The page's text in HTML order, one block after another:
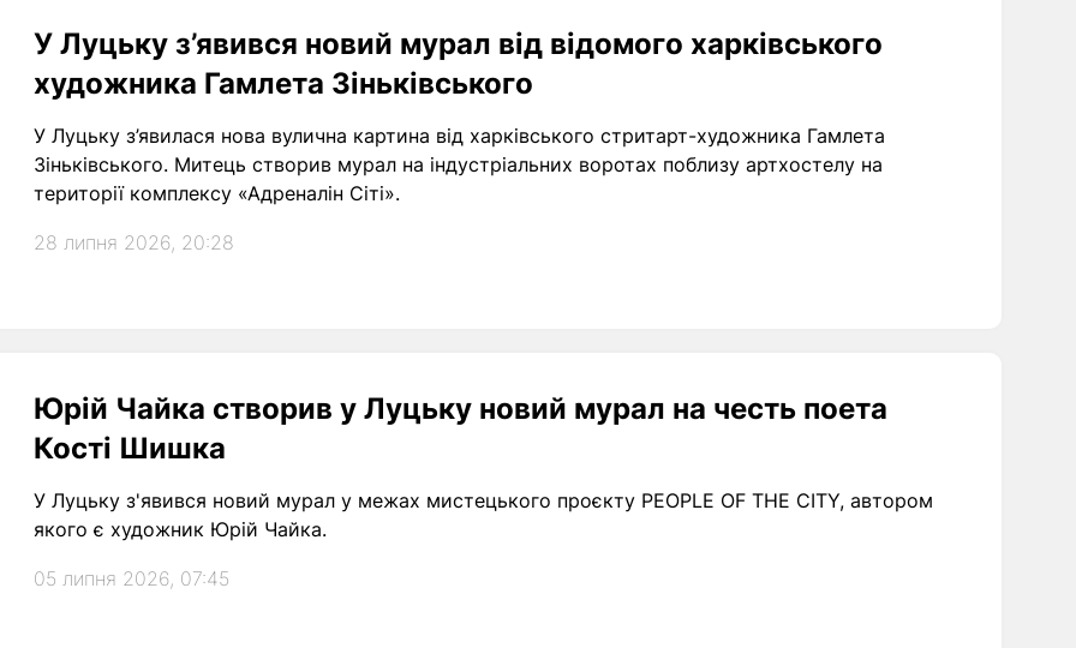
У Луцьку з’явився новий мурал від відомого харківського
художника Гамлета Зіньківського
У Луцьку з’явилася нова вулична картина від харківського стритарт-художника Гамлета
Зіньківського. Митець створив мурал на індустріальних воротах поблизу артхостелу на
території комплексу «Адреналін Сіті».
28 липня 2026, 20:28
Юрій Чайка створив у Луцьку новий мурал на честь поета
Кості Шишка
У Луцьку з'явився новий мурал у межах мистецького проєкту PEOPLE OF THE CITY, автором
якого є художник Юрій Чайка.
05 липня 2026, 07:45